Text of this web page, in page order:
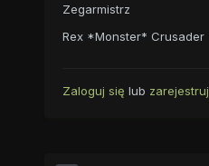
Zegarmistrz
Rex *Monster* Crusader
Zaloguj się lub zarejestruj